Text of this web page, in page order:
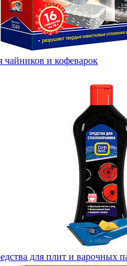
чайников и кофеварок
для плит и варочных